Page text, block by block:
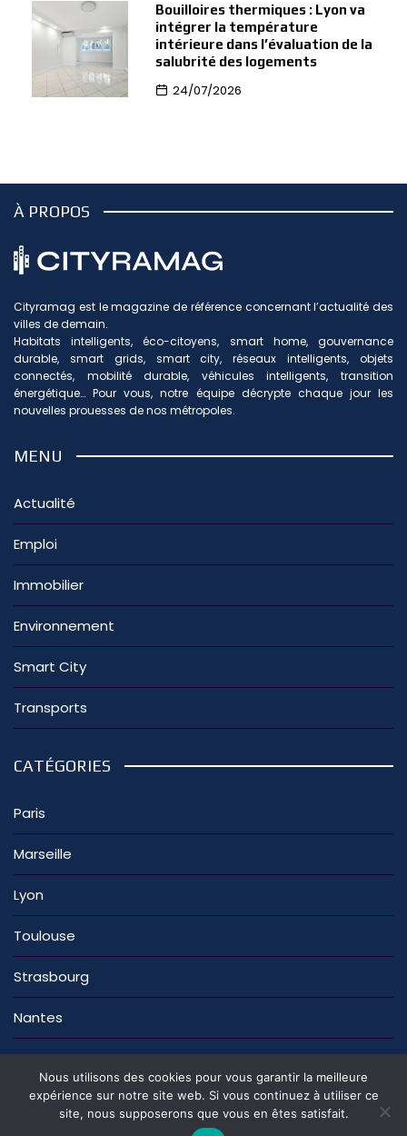
Bouilloires thermiques : Lyon va
intégrer la température
intérieure dans l’évaluation de la
salubrité des logements
24/07/2026
À PROPOS
Cityramag est le magazine de référence concernant l’actualité des
villes de demain.
Habitats intelligents, éco-citoyens, smart home, gouvernance
durable, smart grids, smart city, réseaux intelligents, objets
connectés, mobilité durable, véhicules intelligents, transition
énergétique… Pour vous, notre équipe décrypte chaque jour les
nouvelles prouesses de nos métropoles.
MENU
Actualité
Emploi
Immobilier
Environnement
Smart City
Transports
CATÉGORIES
Paris
Marseille
Lyon
Toulouse
Strasbourg
Nantes
La rédaction Nous contacter
Mentions légales
Nous utilisons des cookies pour vous garantir la meilleure
expérience sur notre site web. Si vous continuez à utiliser ce
site, nous supposerons que vous en êtes satisfait.